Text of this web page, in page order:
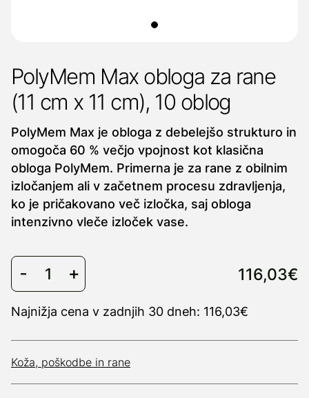
PolyMem Max obloga za rane
(11 cm x 11 cm), 10 oblog
PolyMem Max je obloga z debelejšo strukturo in
omogoča 60 % večjo vpojnost kot klasična
obloga PolyMem. Primerna je za rane z obilnim
izločanjem ali v začetnem procesu zdravljenja,
ko je pričakovano več izločka, saj obloga
intenzivno vleče izloček vase.
116,03€
Najnižja cena v zadnjih 30 dneh: 116,03€
Koža, poškodbe in rane